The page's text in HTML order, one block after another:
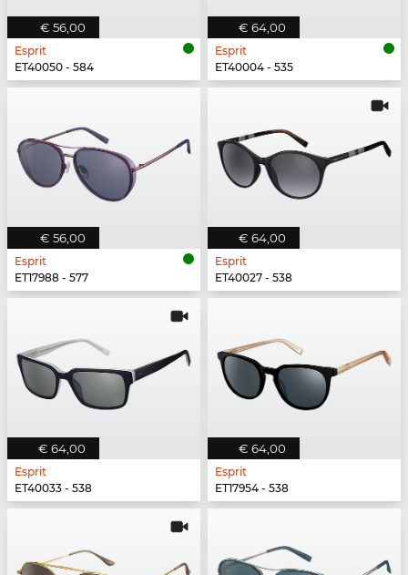
€ 56,00
Esprit
ET40050 - 584
€ 64,00
Esprit
ET40004 - 535
€ 56,00
Esprit
ET17988 - 577
€ 64,00
Esprit
ET40027 - 538
€ 64,00
Esprit
ET40033 - 538
€ 64,00
Esprit
ET17954 - 538